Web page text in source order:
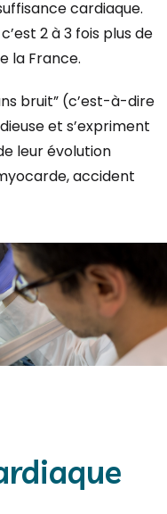
cardiaque.
2 à 3 fois plus de
la France.
bruit” (c’est-à-dire
et s’expriment
leur évolution
accident